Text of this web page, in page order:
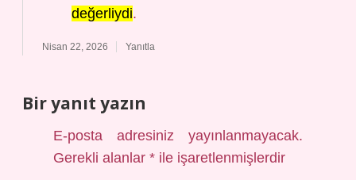
değerliydi.
Nisan 22, 2026 Yanıtla
Bir yanıt yazın
E-posta adresiniz yayınlanmayacak.
Gerekli alanlar* ile işaretlenmişlerdir